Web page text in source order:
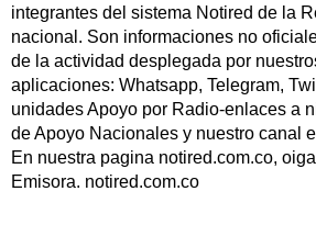
integrantes del sistema Notired de la
nacional. Son informaciones no
de la actividad desplegada por
aplicaciones: Whatsapp, Telegram,
unidades Apoyo por Radio-enlaces a
de Apoyo Nacionales y nuestro canal
En nuestra pagina notired.com.co,
Emisora. notired.com.co